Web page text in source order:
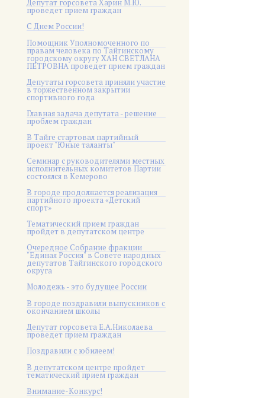
Депутат горсовета Харин М.Ю.
проведет прием граждан
С Днем России!
Помощник Уполномоченного по
правам человека по Тайгинскому
городскому округу ХАН СВЕТЛАНА
ПЕТРОВНА проведет прием граждан
Депутаты горсовета приняли участие
в торжественном закрытии
спортивного года
Главная задача депутата - решение
проблем граждан
В Тайге стартовал партийный
проект "Юные таланты"
Семинар с руководителями местных
исполнительных комитетов Партии
состоялся в Кемерово
В городе продолжается реализация
партийного проекта «Детский
спорт»
Тематический прием граждан
пройдет в депутатском центре
Очередное Собрание фракции
"Единая Россия" в Совете народных
депутатов Тайгинского городского
округа
Молодежь - это будущее России
В городе поздравили выпускников с
окончанием школы
Депутат горсовета Е.А.Николаева
проведет прием граждан
Поздравили с юбилеем!
В депутатском центре пройдет
тематический прием граждан
Внимание-Конкурс!